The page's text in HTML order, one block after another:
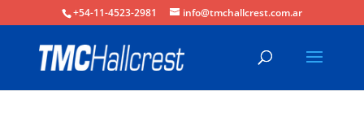
+54-11-4523-2981 info@tmchallcrest.com.ar